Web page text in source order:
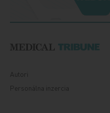
Autori
Personálna inzercia